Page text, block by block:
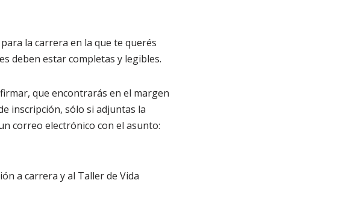
la carrera en la que te querés
deben estar completas y legibles.
que encontrarás en el margen
inscripción, sólo si adjuntas la
correo electrónico con el asunto:
a carrera y al Taller de Vida